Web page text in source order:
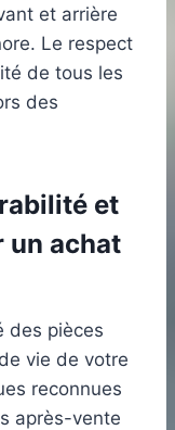
et arrière
Le respect
de tous les
des
et
un achat
des pièces
vie de votre
reconnues
après-vente